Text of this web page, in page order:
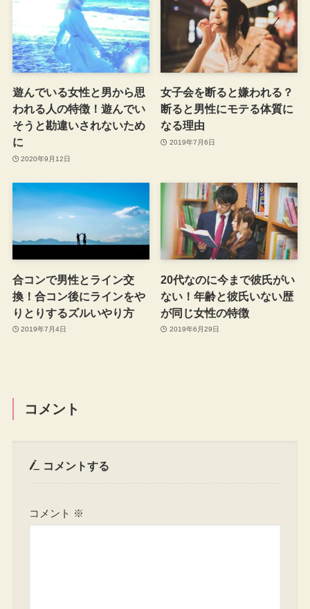
遊んでいる女性と男から思
われる人の特徴！遊んでい
そうと勘違いされないため
に
2020年9月12日
女子会を断ると嫌われる？
断ると男性にモテる体質に
なる理由
2019年7月6日
合コンで男性とライン交
換！合コン後にラインをや
りとりするズルいやり方
2019年7月4日
20代なのに今まで彼氏がい
ない！年齢と彼氏いない歴
が同じ女性の特徴
2019年6月29日
コメント
コメントする
コメント ※